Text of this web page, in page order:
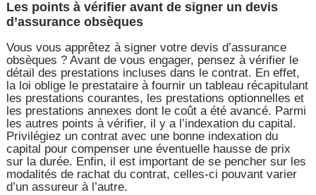
Les points à vérifier avant de signer un devis
d’assurance obsèques
Vous vous apprêtez à signer votre devis d’assurance
obsèques ? Avant de vous engager, pensez à vérifier le
détail des prestations incluses dans le contrat. En effet,
la loi oblige le prestataire à fournir un tableau récapitulant
les prestations courantes, les prestations optionnelles et
les prestations annexes dont le coût a été avancé. Parmi
les autres points à vérifier, il y a l’indexation du capital.
Privilégiez un contrat avec une bonne indexation du
capital pour compenser une éventuelle hausse de prix
sur la durée. Enfin, il est important de se pencher sur les
modalités de rachat du contrat, celles-ci pouvant varier
d’un assureur à l’autre.